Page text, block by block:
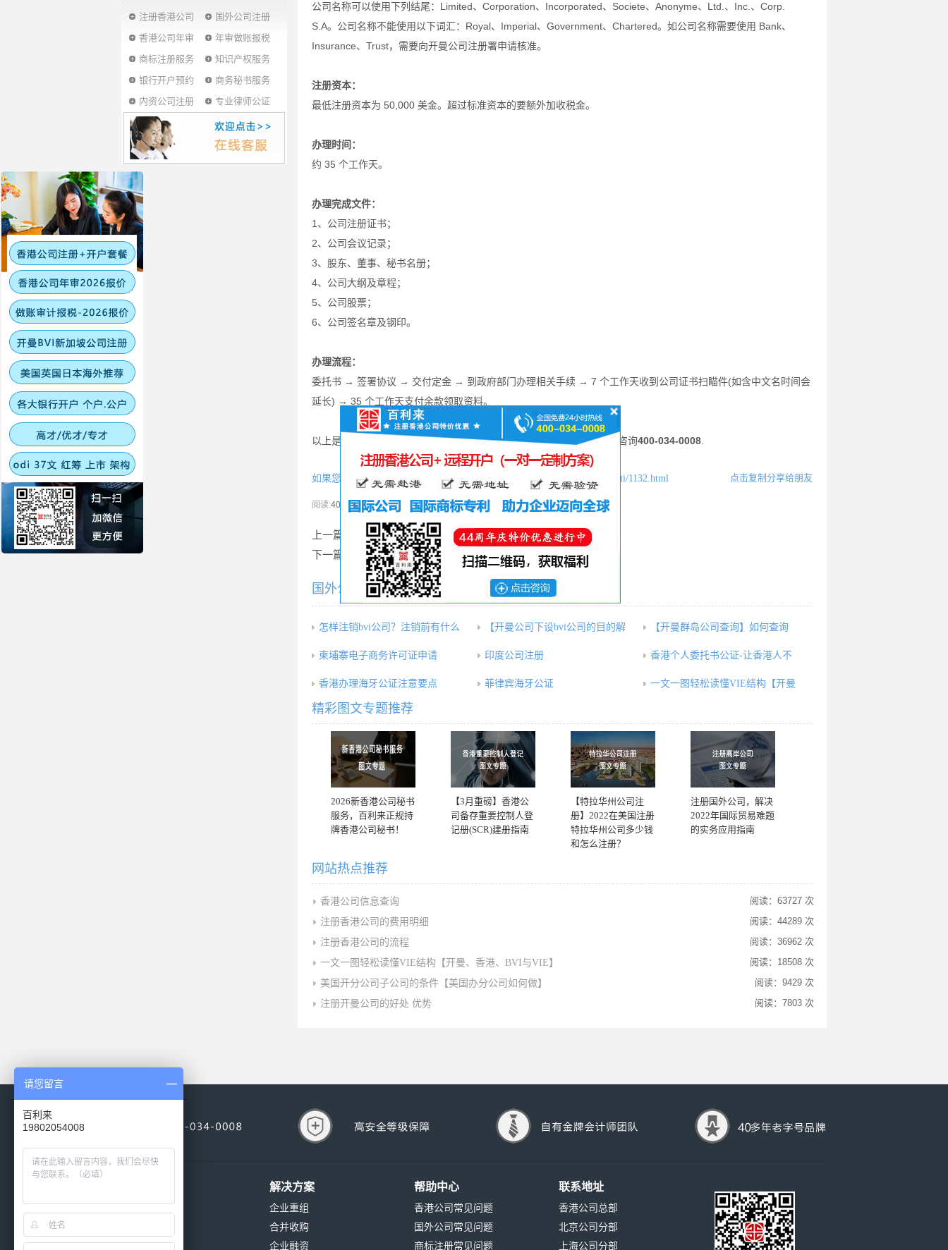
注册香港公司
国外公司注册
香港公司年审
年审做账报税
商标注册服务
知识产权服务
银行开户预约
商务秘书服务
内资公司注册
专业律师公证
公司名称可以使用下列结尾：Limited、Corporation、Incorporated、Societe、Anonyme、Ltd.、Inc.、Corp.
S.A。公司名称不能使用以下词汇：Royal、Imperial、Government、Chartered。如公司名称需要使用 Bank、
Insurance、Trust，需要向开曼公司注册署申请核准。
注册资本：
最低注册资本为 50,000 美金。超过标准资本的要额外加收税金。
办理时间：
约 35 个工作天。
办理完成文件：
1、公司注册证书；
2、公司会议记录；
3、股东、董事、秘书名册；
4、公司大纲及章程；
5、公司股票；
6、公司签名章及钢印。
办理流程：
委托书 → 签署协议 → 交付定金 → 到政府部门办理相关手续 → 7 个工作天收到公司证书扫瞄件(如含中文名时间会
延长) → 35 个工作天支付余款领取资料。
以上是对开曼豁免公司的介绍，如需有疑问或想注册开曼公司，请致电咨询400-034-0008
如果您喜欢本文可将网址： http://www.hkgcr.com/liangongsichangjianwenti/1132.html 点击复制分享给朋友
阅读:400次分享本文
上一篇： 英国公司注册文件_成立英国公司注册所需资料【送开户文件】
下一篇： 塞舌尔公司开户|银行开户好开吗？【附赠开户文件图】
国外公司常见问题相关内容推荐：
怎样注销bvi公司？注销前有什么 【开曼公司下设bvi公司的目的解 【开曼群岛公司查询】如何查询
柬埔寨电子商务许可证申请 印度公司注册 香港个人委托书公证-让香港人不
香港办理海牙公证注意要点 菲律宾海牙公证 一文一图轻松读懂VIE结构【开曼
精彩图文专题推荐
2026新香港公司秘书
服务，百利来正规持
牌香港公司秘书！
【3月重磅】香港公
司备存重要控制人登
记册(SCR)建册指南
【特拉华州公司注
册】2022在美国注册
特拉华州公司多少钱
和怎么注册？
注册国外公司，解决
2022年国际贸易难题
的实务应用指南
网站热点推荐
香港公司信息查询
阅读：63727 次
注册香港公司的费用明细
阅读：44289 次
注册香港公司的流程
阅读：36962 次
一文一图轻松读懂VIE结构【开曼、香港、BVI与VIE】
阅读：18508 次
美国开分公司子公司的条件【美国办分公司如何做】
阅读：9429 次
注册开曼公司的好处 优势
阅读：7803 次
公司资质
解决方案
企业重组
合并收购
企业融资
帮助中心
香港公司常见问题
国外公司常见问题
商标注册常见问题
联系地址
香港公司总部
北京公司分部
上海公司分部
请您留言
百利来
19802054008